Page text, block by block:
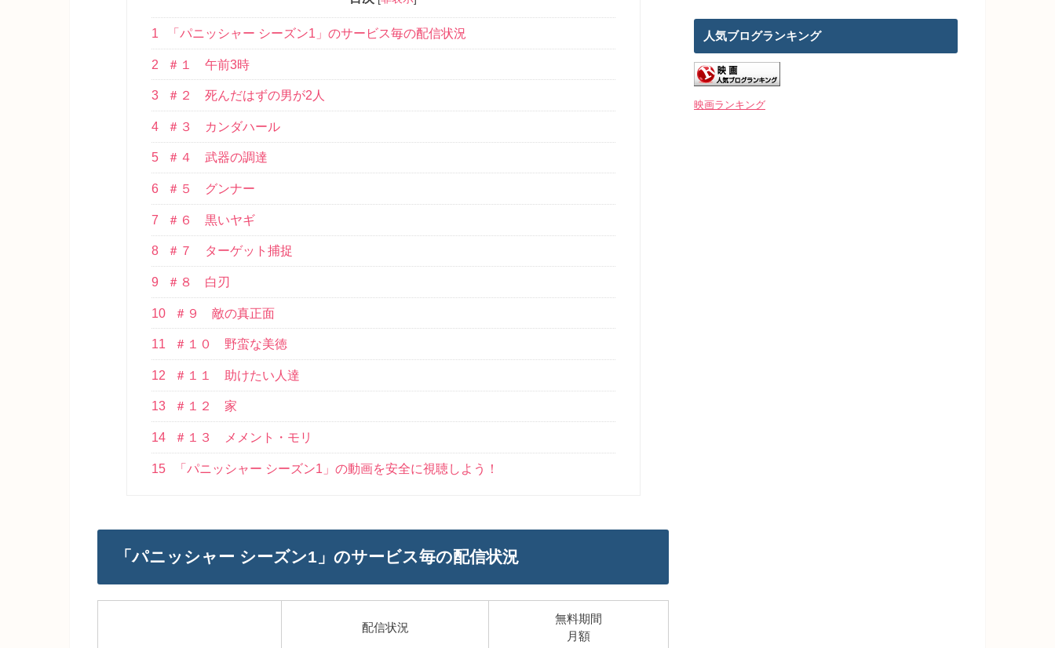
1 「パニッシャー シーズン1」のサービス毎の配信状況
2 ＃１ 午前3時
3 ＃２ 死んだはずの男が2人
4 ＃３ カンダハール
5 ＃４ 武器の調達
6 ＃５ グンナー
7 ＃６ 黒いヤギ
8 ＃７ ターゲット捕捉
9 ＃８ 白刃
10 ＃９ 敵の真正面
11 ＃１０ 野蛮な美徳
12 ＃１１ 助けたい人達
13 ＃１２ 家
14 ＃１３ メメント・モリ
15 「パニッシャー シーズン1」の動画を安全に視聴しよう！
「パニッシャー シーズン1」のサービス毎の配信状況
配信状況
無料期間
月額
人気ブログランキング
映画ランキング